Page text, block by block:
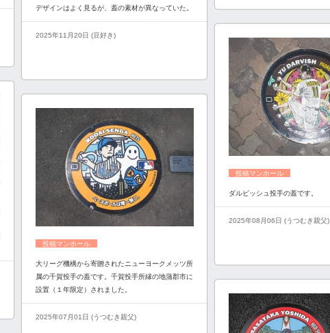
デザインはよく見るが、蓋の素材が異なっていた。
2025年11月20日 (豆好き)
投稿マンホール
ダルビッシュ投手の蓋です。
2025年08月06日 (うつむき親父)
投稿マンホール
大リーグ機構から寄贈されたニューヨークメッツ所
属の千賀投手の蓋です。千賀投手所縁の地蒲郡市に
設置（１年限定）されました。
2025年07月01日 (うつむき親父)